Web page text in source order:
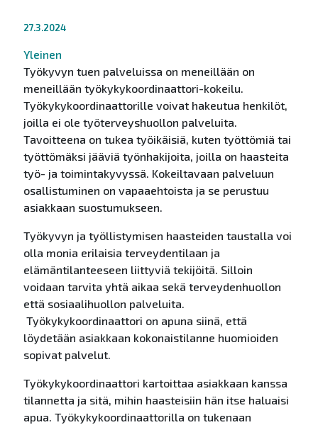
27.3.2024
Yleinen
Työkyvyn tuen palveluissa on meneillään on
meneillään työkykykoordinaattori-kokeilu.
Työkykykoordinaattorille voivat hakeutua henkilöt,
joilla ei ole työterveyshuollon palveluita.
Tavoitteena on tukea työikäisiä, kuten työttömiä tai
työttömäksi jääviä työnhakijoita, joilla on haasteita
työ- ja toimintakyvyssä. Kokeiltavaan palveluun
osallistuminen on vapaaehtoista ja se perustuu
asiakkaan suostumukseen.
Työkyvyn ja työllistymisen haasteiden taustalla voi
olla monia erilaisia terveydentilaan ja
elämäntilanteeseen liittyviä tekijöitä. Silloin
voidaan tarvita yhtä aikaa sekä terveydenhuollon
että sosiaalihuollon palveluita.
Työkykykoordinaattori on apuna siinä, että
löydetään asiakkaan kokonaistilanne huomioiden
sopivat palvelut.
Työkykykoordinaattori kartoittaa asiakkaan kanssa
tilannetta ja sitä, mihin haasteisiin hän itse haluaisi
apua. Työkykykoordinaattorilla on tukenaan